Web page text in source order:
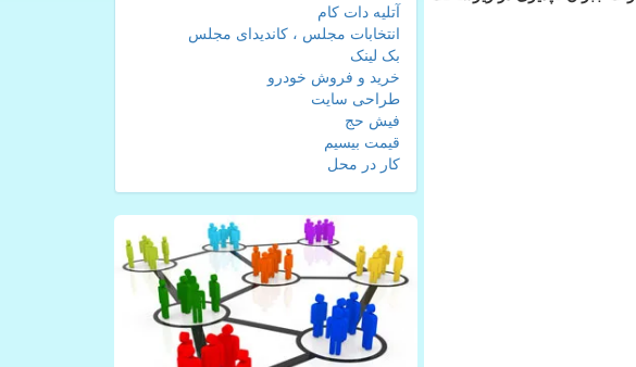
آتلیه دات کام
انتخابات مجلس ، کاندیدای مجلس
بک لینک
خرید و فروش خودرو
طراحی سایت
فیش حج
قیمت بیسیم
کار در محل